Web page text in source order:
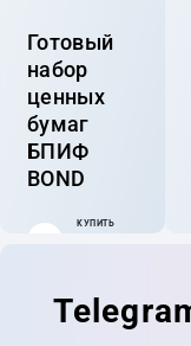
Готовый
набор
ценных
бумаг
БПИФ
BOND
КУПИТЬ